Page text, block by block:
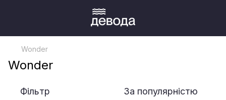
Wonder
Wonder
Фільтр За популярністю